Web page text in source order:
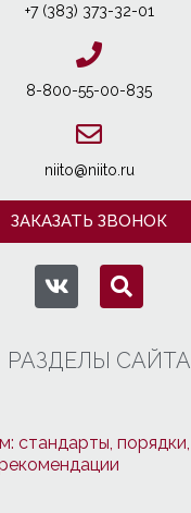
+7 (383) 373-32-01
8-800-55-00-835
niito@niito.ru
ЗАКАЗАТЬ ЗВОНОК
РАЗДЕЛЫ САЙТА
стандарты, порядки,